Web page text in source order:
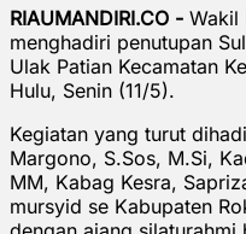
RIAUMANDIRI.CO - Wakil
menghadiri penutupan
Ulak Patian Kecamatan
Hulu, Senin (11/5).
Kegiatan yang turut
Margono, S.Sos, M.Si,
MM, Kabag Kesra,
mursyid se Kabupaten